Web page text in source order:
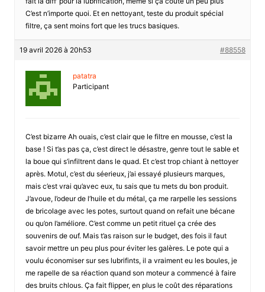
C’est n’importe quoi. Et en nettoyant, teste du produit spécial
filtre, ça sent moins fort que les trucs basiques.
19 avril 2026 à 20h53 #88558
patatra
Participant
C’est bizarre Ah ouais, c’est clair que le filtre en mousse, c’est la
base ! Si t’as pas ça, c’est direct le désastre, genre tout le sable et
la boue qui s’infiltrent dans le quad. Et c’est trop chiant à nettoyer
après. Motul, c’est du séerieux, j’ai essayé plusieurs marques,
mais c’est vrai qu’avec eux, tu sais que tu mets du bon produit.
J’avoue, l’odeur de l’huile et du métal, ça me rarpelle les sessions
de bricolage avec les potes, surtout quand on refait une bécane
ou qu’on l’améliore. C’est comme un petit rituel ça crée des
souvenirs de ouf. Mais t’as raison sur le budget, des fois il faut
savoir mettre un peu plus pour éviter les galères. Le pote qui a
voulu économiser sur ses lubrifints, il a vraiment eu les boules, je
me rapelle de sa réaction quand son moteur a commencé à faire
des bruits chlous. Ça fait flipper, en plus le coût des réparations